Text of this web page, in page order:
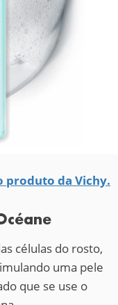
produto da Vichy.
células do rosto,
uma pele
que se use o